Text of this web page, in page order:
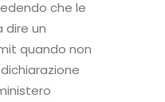
che le
dire un
quando non